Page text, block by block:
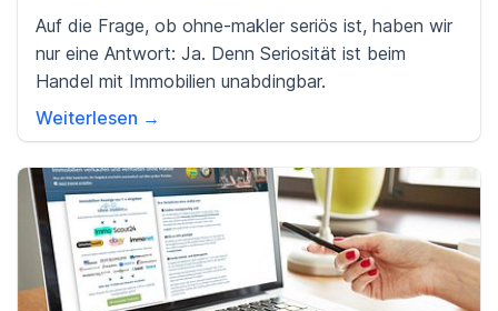
Auf die Frage, ob ohne-makler seriös ist, haben wir
nur eine Antwort: Ja. Denn Seriosität ist beim
Handel mit Immobilien unabdingbar.
Weiterlesen →